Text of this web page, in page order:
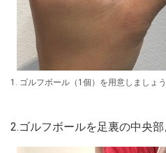
1. ゴルフボール（1個）を用意しましょう
2.ゴルフボールを足裏の中央部